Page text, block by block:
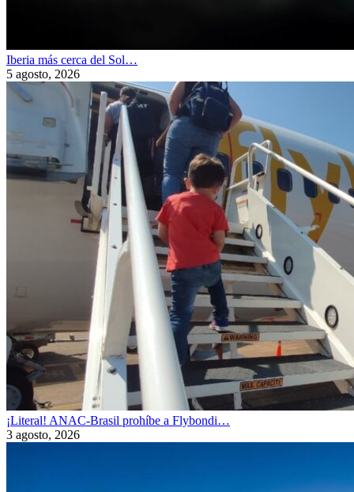
Iberia más cerca del Sol…
5 agosto, 2026
¡Literal! ANAC-Brasil prohíbe a Flybondi…
3 agosto, 2026